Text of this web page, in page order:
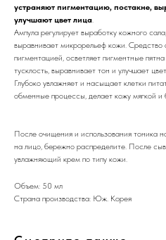
устраняют пигментацию, постакне,
улучшают цвет лица.
Ампула регулирует выработку кожного
выравнивает микрорельеф кожи. Средство
пигментацией, осветляет пигментные
тусклость, выравнивает тон и улучшает
Глубоко увлажняет и насыщает клетки
обменные процессы, делает кожу мягкой и
После очищения и использования тоника
на лицо, бережно распределите. После
увлажняющий крем по типу кожи.
Объем: 50 мл
Страна производства: Юж. Корея